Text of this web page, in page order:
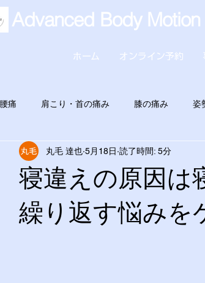
ホーム オンライン予約
Advanced Body Motion
腰痛 肩こり・首の痛み 膝の痛み 姿
寝違えの原因は
繰り返す悩みを
丸毛 達也 5月18日 読了時間: 5分